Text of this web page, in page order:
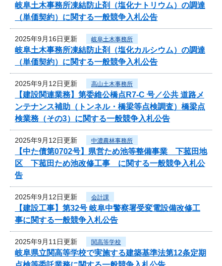
岐阜土木事務所凍結防止剤（塩化ナトリウム）の調達
（単価契約）に関する一般競争入札公告
2025年9月16日更新 岐阜土木事務所
岐阜土木事務所凍結防止剤（塩化カルシウム）の調達
（単価契約）に関する一般競争入札公告
2025年9月12日更新 高山土木事務所
【建設関連業務】第委維公橋点R7-C 号／公共 道路メ
ンテナンス補助（トンネル・橋梁等点検調査）橋梁点
検業務（その3）に関する一般競争入札公告
2025年9月12日更新 中濃農林事務所
【中た債第0702号】県営ため池等整備事業 下菰田地
区 下菰田ため池改修工事 に関する一般競争入札公
告
2025年9月12日更新 会計課
【建設工事】第32号 岐阜中警察署受変電設備改修工
事に関する一般競争入札公告
2025年9月11日更新 関高等学校
岐阜県立関高等学校で実施する建築基準法第12条定期